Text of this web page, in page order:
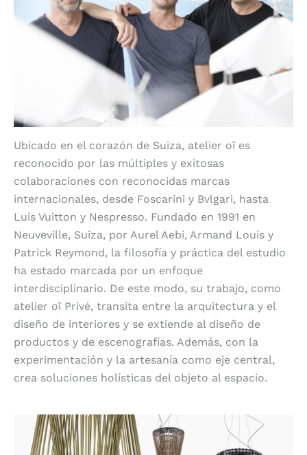
Ubicado en el corazón de Suiza, atelier oï es
reconocido por las múltiples y exitosas
colaboraciones con reconocidas marcas
internacionales, desde Foscarini y Bvlgari, hasta
Luis Vuitton y Nespresso. Fundado en 1991 en
Neuveville, Suiza, por Aurel Aebi, Armand Louis y
Patrick Reymond, la filosofía y práctica del estudio
ha estado marcada por un enfoque
interdisciplinario. De este modo, su trabajo, como
atelier oï Privé, transita entre la arquitectura y el
diseño de interiores y se extiende al diseño de
productos y de escenografías. Además, con la
experimentación y la artesanía como eje central,
crea soluciones holísticas del objeto al espacio.